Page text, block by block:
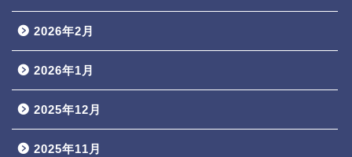
2026年2月
2026年1月
2025年12月
2025年11月